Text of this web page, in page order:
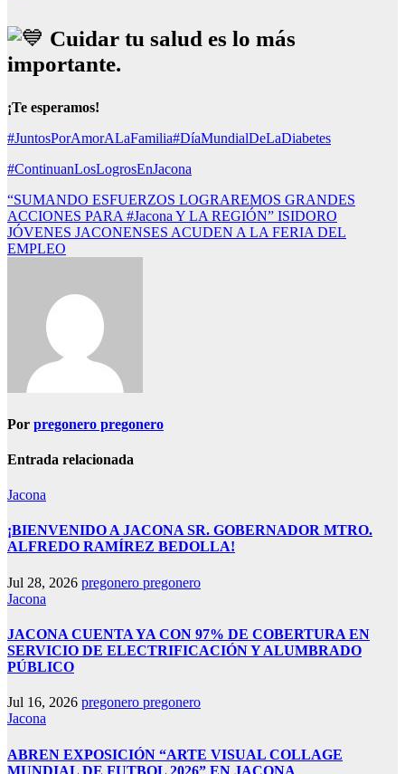
Cuidar tu salud es lo más
importante.
¡Te esperamos!
#JuntosPorAmorALaFamilia#DíaMundialDeLaDiabetes
#ContinuanLosLogrosEnJacona
Navegación
de
entradas
“SUMANDO ESFUERZOS LOGRAREMOS GRANDES
ACCIONES PARA #Jacona Y LA REGIÓN” ISIDORO
JÓVENES JACONENSES ACUDEN A LA FERIA DEL
EMPLEO
Por pregonero pregonero
Entrada relacionada
Jacona
¡BIENVENIDO A JACONA SR. GOBERNADOR MTRO.
ALFREDO RAMÍREZ BEDOLLA!
Jul 28, 2026 pregonero pregonero
Jacona
JACONA CUENTA YA CON 97% DE COBERTURA EN
SERVICIO DE ELECTRIFICACIÓN Y ALUMBRADO
PÚBLICO
Jul 16, 2026 pregonero pregonero
Jacona
ABREN EXPOSICIÓN “ARTE VISUAL COLLAGE
MUNDIAL DE FUTBOL 2026” EN JACONA